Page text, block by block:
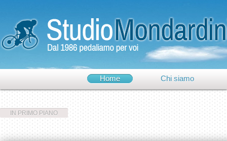
Chi siamo
Home
IN PRIMO PIANO